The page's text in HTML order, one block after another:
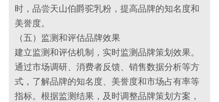
时，品尝天山伯爵驼乳粉，提高品牌的知名度和
美誉度。
（五）监测和评估品牌效果
建立监测和评估机制，实时监测品牌策划效果。
通过市场调研、消费者反馈、销售数据分析等方
式，了解品牌的知名度、美誉度和市场占有率等
指标。根据监测结果，及时调整品牌策划方案，